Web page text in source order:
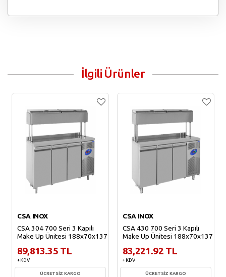
İlgili Ürünler
CSA INOX
CSA 304 700 Seri 3 Kapılı
Make Up Ünitesi 188x70x137
89,813.35 TL
+ KDV
ÜCRETSİZ KARGO
CSA INOX
CSA 430 700 Seri 3 Kapılı
Make Up Ünitesi 188x70x137
83,221.92 TL
+ KDV
ÜCRETSİZ KARGO